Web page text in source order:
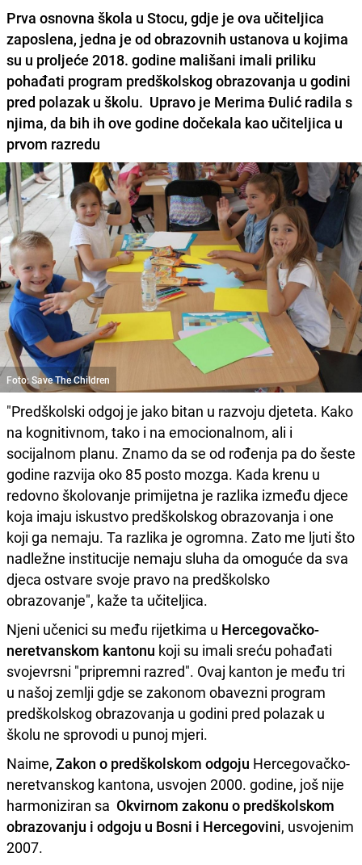
Prva osnovna škola u Stocu, gdje je ova učiteljica
zaposlena, jedna je od obrazovnih ustanova u kojima
su u proljeće 2018. godine mališani imali priliku
pohađati program predškolskog obrazovanja u godini
pred polazak u školu. Upravo je Merima Đulić radila s
njima, da bih ih ove godine dočekala kao učiteljica u
prvom razredu
Foto: Save The Children
"Predškolski odgoj je jako bitan u razvoju djeteta. Kako
na kognitivnom, tako i na emocionalnom, ali i
socijalnom planu. Znamo da se od rođenja pa do šeste
godine razvija oko 85 posto mozga. Kada krenu u
redovno školovanje primijetna je razlika između djece
koja imaju iskustvo predškolskog obrazovanja i one
koji ga nemaju. Ta razlika je ogromna. Zato me ljuti što
nadležne institucije nemaju sluha da omoguće da sva
djeca ostvare svoje pravo na predškolsko
obrazovanje", kaže ta učiteljica.
Njeni učenici su među rijetkima u Hercegovačko-
neretvanskom kantonu koji su imali sreću pohađati
svojevrsni "pripremni razred". Ovaj kanton je među tri
u našoj zemlji gdje se zakonom obavezni program
predškolskog obrazovanja u godini pred polazak u
školu ne sprovodi u punoj mjeri.
Naime, Zakon o predškolskom odgoju Hercegovačko-
neretvanskog kantona, usvojen 2000. godine, još nije
harmoniziran sa Okvirnom zakonu o predškolskom
obrazovanju i odgoju u Bosni i Hercegovini, usvojenim
2007.